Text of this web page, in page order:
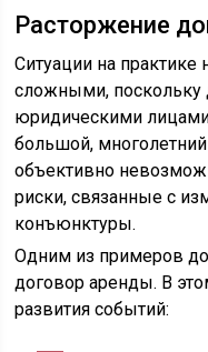
Расторжение
Ситуации на
сложными,
юридическими
большой, многолетний
объективно
риски, связанные с
конъюнктуры.
Одним из примеров
договор аренды. В
развития событий: